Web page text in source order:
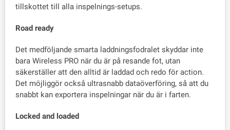
tillskottet till alla inspelnings-setups.
Road ready
Det medföljande smarta laddningsfodralet skyddar inte
bara Wireless PRO när du är på resande fot, utan
säkerställer att den alltid är laddad och redo för action.
Det möjliggör också ultrasnabb dataöverföring, så att du
snabbt kan exportera inspelningar när du är i farten.
Locked and loaded